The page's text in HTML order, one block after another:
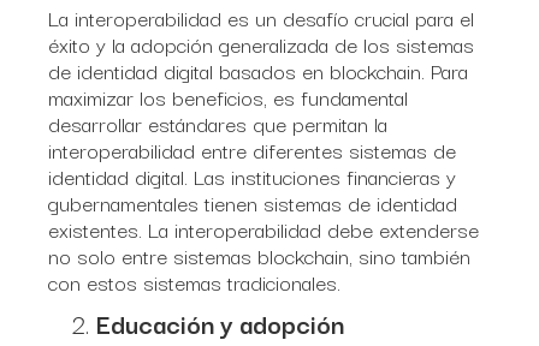
La interoperabilidad es un desafío crucial para el
éxito y la adopción generalizada de los sistemas
de identidad digital basados en blockchain. Para
maximizar los beneficios, es fundamental
desarrollar estándares que permitan la
interoperabilidad entre diferentes sistemas de
identidad digital. Las instituciones financieras y
gubernamentales tienen sistemas de identidad
existentes. La interoperabilidad debe extenderse
no solo entre sistemas blockchain, sino también
con estos sistemas tradicionales.
Educación y adopción